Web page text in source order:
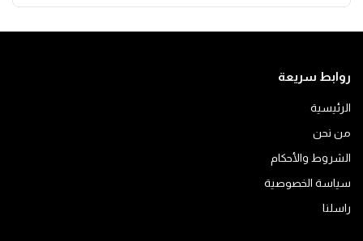
روابط سريعة
الرئيسية
من نحن
الشروط والأحكام
سياسة الخصوصية
راسلنا